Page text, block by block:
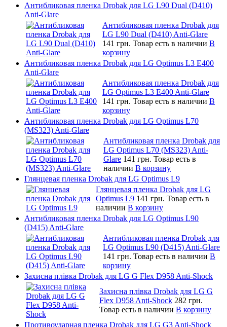
Антибликовая пленка Drobak для LG L90 Dual (D410)
Anti-Glare
Антибликовая пленка Drobak для
LG L90 Dual (D410) Anti-Glare
141 грн. Товар есть в наличии В
корзину
Антибликовая пленка Drobak для LG Optimus L3 E400
Anti-Glare
Антибликовая пленка Drobak для
LG Optimus L3 E400 Anti-Glare
141 грн. Товар есть в наличии В
корзину
Антибликовая пленка Drobak для LG Optimus L70
(MS323) Anti-Glare
Антибликовая пленка Drobak для
LG Optimus L70 (MS323) Anti-
Glare 141 грн. Товар есть в
наличии В корзину
Глянцевая пленка Drobak для LG Optimus L9
Глянцевая пленка Drobak для LG
Optimus L9 141 грн. Товар есть в
наличии В корзину
Антибликовая пленка Drobak для LG Optimus L90
(D415) Anti-Glare
Антибликовая пленка Drobak для
LG Optimus L90 (D415) Anti-Glare
141 грн. Товар есть в наличии В
корзину
Захисна плівка Drobak для LG G Flex D958 Anti-Shock
Захисна плівка Drobak для LG G
Flex D958 Anti-Shock 282 грн.
Товар есть в наличии В корзину
Противоударная пленка Drobak для LG G3 Anti-Shock